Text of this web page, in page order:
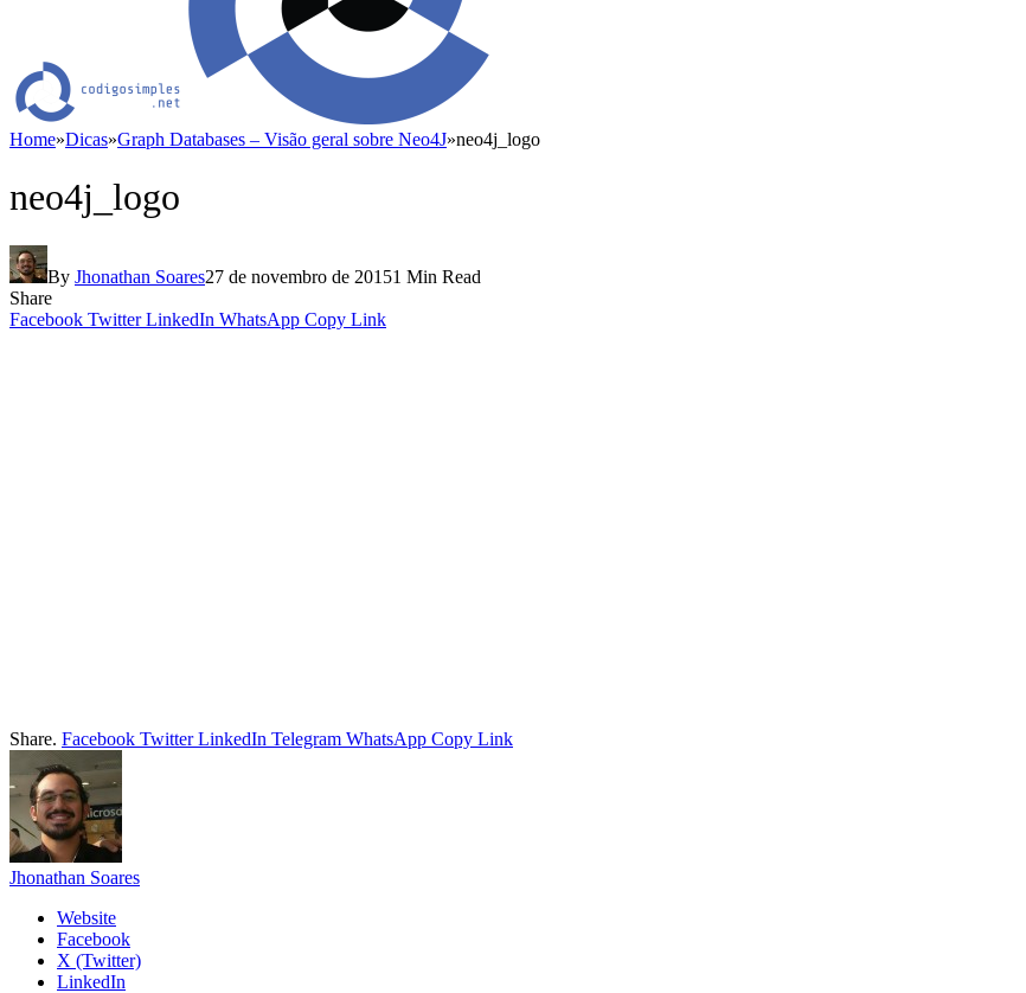
Home»Dicas»Graph Databases – Visão geral sobre Neo4J»neo4j_logo
neo4j_logo
By Jhonathan Soares27 de novembro de 20151 Min Read
Share
Facebook Twitter LinkedIn WhatsApp Copy Link
Share. Facebook Twitter LinkedIn Telegram WhatsApp Copy Link
Jhonathan Soares
Website
Facebook
X (Twitter)
LinkedIn